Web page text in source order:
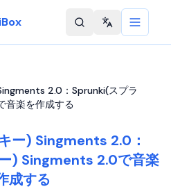
Change
2.0：Sprunki(スプラ
音楽を作成する
ー) Singments 2.0：
) Singments 2.0で音楽
成する